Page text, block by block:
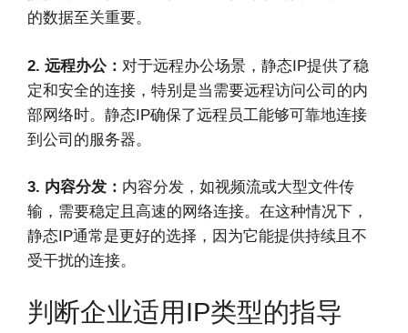
的数据至关重要。
2. 远程办公： 对于远程办公场景，静态IP提供了稳
定和安全的连接，特别是当需要远程访问公司的内
部网络时。静态IP确保了远程员工能够可靠地连接
到公司的服务器。
3. 内容分发： 内容分发，如视频流或大型文件传
输，需要稳定且高速的网络连接。在这种情况下，
静态IP通常是更好的选择，因为它能提供持续且不
受干扰的连接。
判断企业适用IP类型的指导